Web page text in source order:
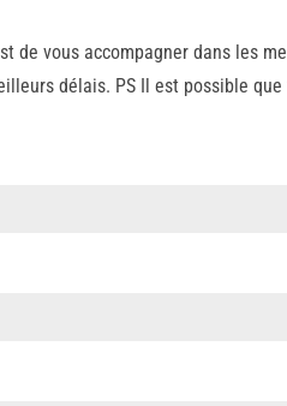
de vous accompagner dans les
délais. PS Il est possible